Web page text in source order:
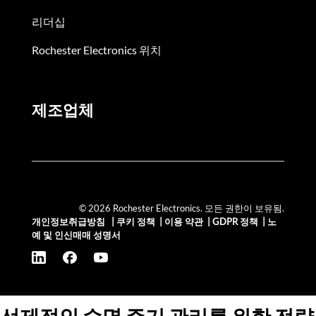
리더십
Rochester Electronics 위치
제조업체
© 2026 Rochester Electronics. 모든 권한이 보유됨.
개인정보취급방침
쿠키 정책 이용 약관| GDPR 정책
노
예 및 인신매매 성명서